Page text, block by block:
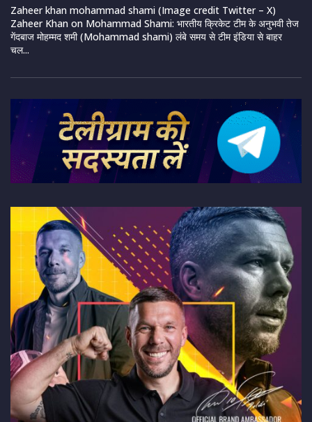
Zaheer khan mohammad shami (Image credit Twitter – X)
Zaheer Khan on Mohammad Shami: भारतीय क्रिकेट टीम के अनुभवी तेज
गेंदबाज मोहम्मद शमी (Mohammad shami) लंबे समय से टीम इंडिया से बाहर
चल...